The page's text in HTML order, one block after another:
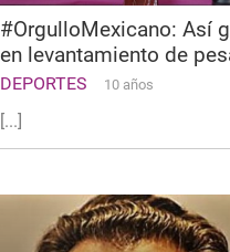
#OrgulloMexicano: Así
en levantamiento de
DEPORTES 10 años
[...]